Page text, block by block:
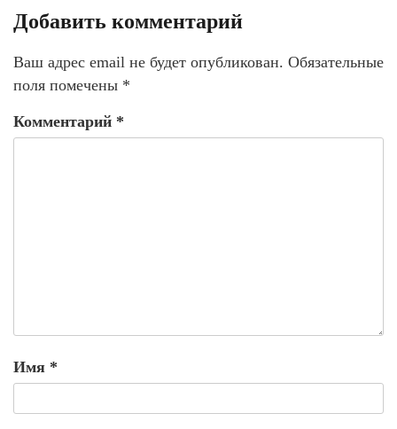
Добавить комментарий
Ваш адрес email не будет опубликован. Обязательные
поля помечены *
Комментарий *
Имя *